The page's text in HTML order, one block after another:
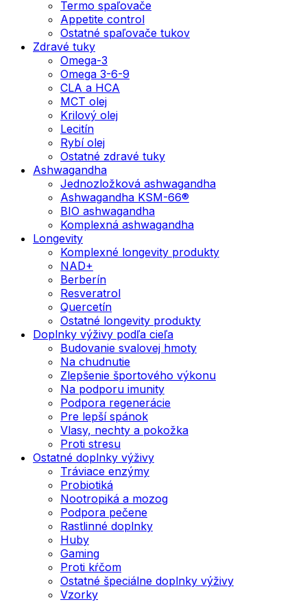
Termo spaľovače
Appetite control
Ostatné spaľovače tukov
Zdravé tuky
Omega-3
Omega 3-6-9
CLA a HCA
MCT olej
Krilový olej
Lecitín
Rybí olej
Ostatné zdravé tuky
Ashwagandha
Jednozložková ashwagandha
Ashwagandha KSM-66®
BIO ashwagandha
Komplexná ashwagandha
Longevity
Komplexné longevity produkty
NAD+
Berberín
Resveratrol
Quercetín
Ostatné longevity produkty
Doplnky výživy podľa cieľa
Budovanie svalovej hmoty
Na chudnutie
Zlepšenie športového výkonu
Na podporu imunity
Podpora regenerácie
Pre lepší spánok
Vlasy, nechty a pokožka
Proti stresu
Ostatné doplnky výživy
Tráviace enzýmy
Probiotiká
Nootropiká a mozog
Podpora pečene
Rastlinné doplnky
Huby
Gaming
Proti kŕčom
Ostatné špeciálne doplnky výživy
Vzorky